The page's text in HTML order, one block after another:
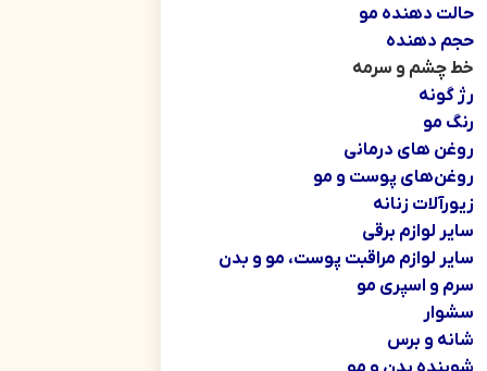
حالت دهنده مو
حجم دهنده
خط چشم و سرمه
رژ گونه
رنگ مو
روغن های درمانی
روغن‌های پوست و مو
زیورآلات زنانه
سایر لوازم برقی
سایر لوازم مراقبت پوست، مو و بدن
سرم و اسپری مو
سشوار
شانه و برس